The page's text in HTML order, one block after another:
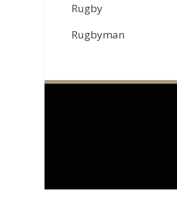
Rugby
Rugbyman